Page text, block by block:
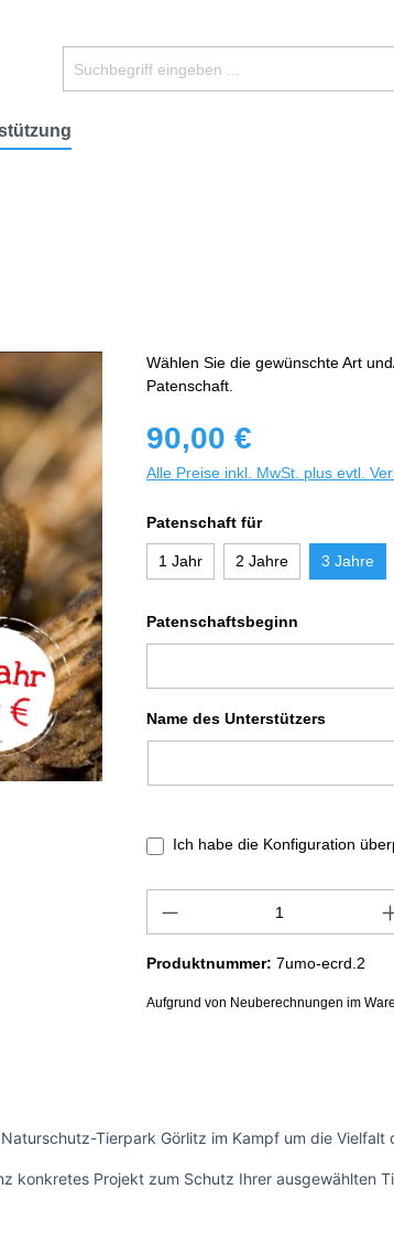
Wählen Sie die gewünschte Art
Patenschaft.
90,00 €
Alle Preise inkl. MwSt. plus evtl.
Patenschaft für
1 Jahr 2 Jahre 3 Jahre
Patenschaftsbeginn
Name des Unterstützers
Ich habe die Konfiguration
Produktnummer: 7umo-ecrd.2
Aufgrund von Neuberechnungen im
Tierpark Görlitz im Kampf um die
konkretes Projekt zum Schutz Ihrer ausgewählten